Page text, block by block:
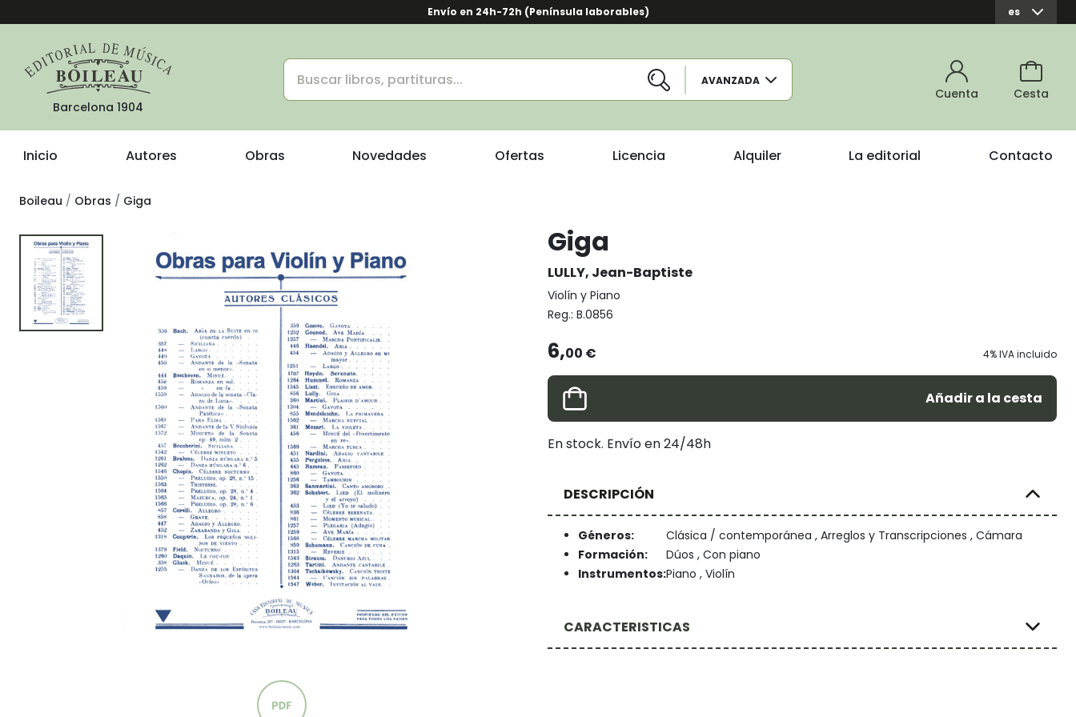
Envío en 24h-72h (Península laborables) es
Barcelona 1904
AVANZADA
Cuenta Cesta
Inicio Autores Obras Novedades Ofertas Licencia Alquiler La editorial Contacto
Boileau Obras Giga
Giga
LULLY, Jean-Baptiste
Violín y Piano
Reg.: B.0856
6,00 € 4% IVA incluido
Añadir a la cesta
En stock. Envío en 24/48h
DESCRIPCIÓN
Géneros:
Clásica / contemporánea , Arreglos y Transcripciones , Cámara
Formación:
Dúos , Con piano
Instrumentos:Piano , Violín
CARACTERISTICAS